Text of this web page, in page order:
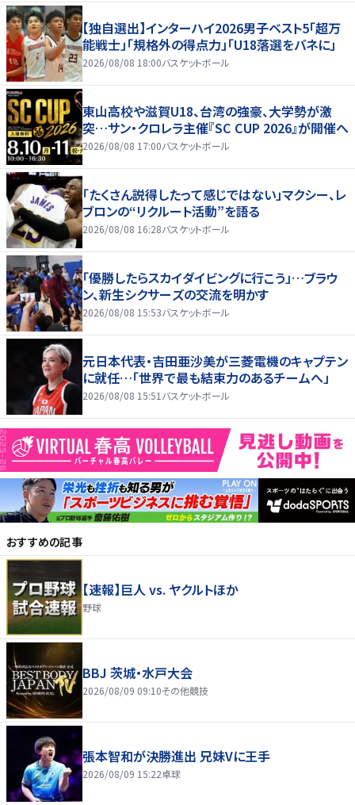
【独自選出】インターハイ2026男子ベスト5「超万
能戦士」「規格外の得点力」「U18落選をバネに」
2026/08/08 18:00バスケットボール
東山高校や滋賀U18、台湾の強豪、大学勢が激
突…サン・クロレラ主催『SC CUP 2026』が開催へ
2026/08/08 17:00バスケットボール
「たくさん説得したって感じではない」マクシー、レ
ブロンの“リクルート活動”を語る
2026/08/08 16:28バスケットボール
「優勝したらスカイダイビングに行こう」…ブラウ
ン、新生シクサーズの交流を明かす
2026/08/08 15:53バスケットボール
元日本代表・吉田亜沙美が三菱電機のキャプテン
に就任…「世界で最も結束力のあるチームへ」
2026/08/08 15:51 バスケットボール
おすすめの記事
【速報】巨人 vs. ヤクルトほか
野球
BBJ 茨城・水戸大会
2026/08/09 09:10その他競技
張本智和が決勝進出 兄妹Vに王手
2026/08/09 15:22卓球